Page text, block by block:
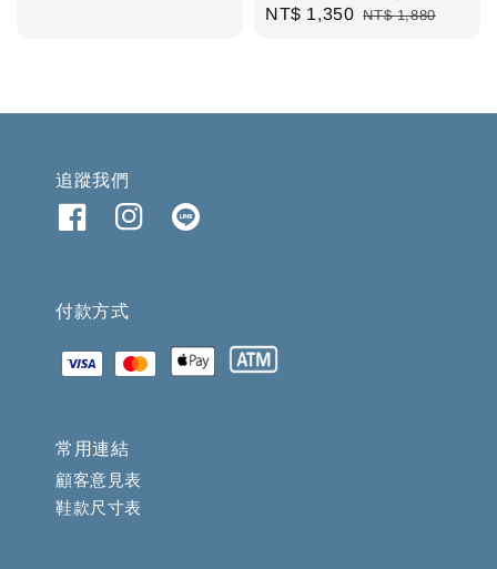
Sale
NT$ 1,350 Regular
NT$ 1,880
追蹤我們
付款方式
常用連結
顧客意見表
鞋款尺寸表